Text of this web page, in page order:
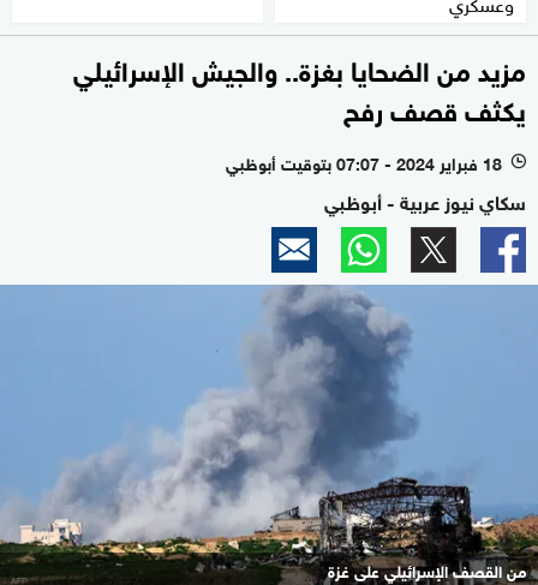
مزيد من الضحايا بغزة.. والجيش الإسرائيلي
يكثف قصف رفح
l 18 فبراير 2024 - 07:07 بتوقيت أبوظبي
سكاي نيوز عربية - أبوظبي
من القصف الإسرائيلي على غزة